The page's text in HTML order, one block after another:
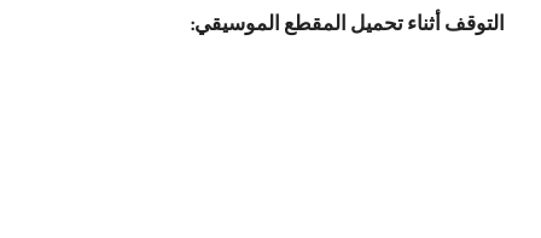
التوقف أثناء تحميل المقطع الموسيقي: